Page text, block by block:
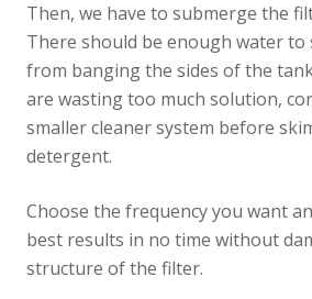
Then, we have to submerge the
There should be enough water
from banging the sides of the
are wasting too much solution,
smaller cleaner system before
detergent.
Choose the frequency you want
best results in no time without
structure of the filter.